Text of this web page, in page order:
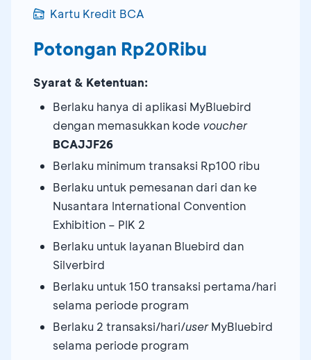
Kartu Kredit BCA
Potongan Rp20Ribu
Syarat & Ketentuan:
Berlaku hanya di aplikasi MyBluebird
dengan memasukkan kode voucher
BCAJJF26
Berlaku minimum transaksi Rp100 ribu
Berlaku untuk pemesanan dari dan ke
Nusantara International Convention
Exhibition – PIK 2
Berlaku untuk layanan Bluebird dan
Silverbird
Berlaku untuk 150 transaksi pertama/hari
selama periode program
Berlaku 2 transaksi/hari/userMyBluebird
selama periode program